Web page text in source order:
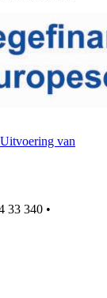
van
33 340 •